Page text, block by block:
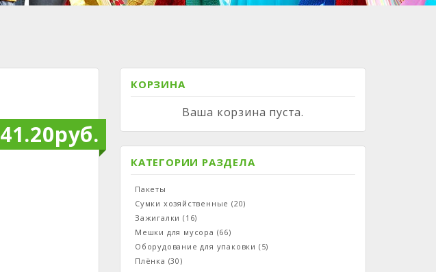
41.20руб.
КОРЗИНА
Ваша корзина пуста.
КАТЕГОРИИ РАЗДЕЛА
Пакеты
Сумки хозяйственные (20)
Зажигалки (16)
Мешки для мусора (66)
Оборудование для упаковки (5)
Плёнка (30)